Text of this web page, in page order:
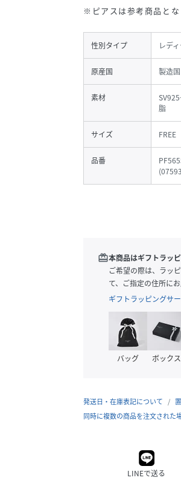
※ピアスは参考商品とな
性別タイプ レデ
原産国 製造
素材
脂
サイズ FREE
品番
(
redeem本商品はギフトラッ
ご希望の際は、ラッ
て、ご指定の住所にお
ギフトラッピングサ
バッグ ボックス
発送日・在庫表記について
同時に複数の商品を注文された
LINEで送る